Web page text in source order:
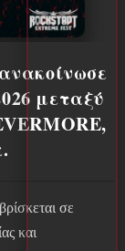
μεταξύ
σε
και